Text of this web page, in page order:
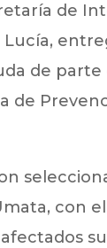
de
de
de
con